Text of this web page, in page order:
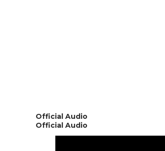
Official Audio
Official Audio